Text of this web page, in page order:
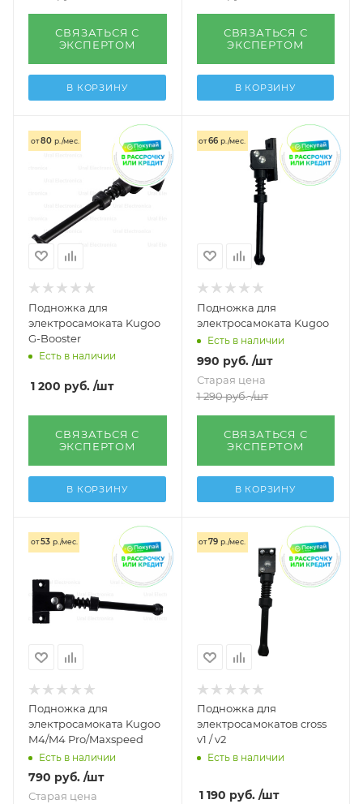
СВЯЗАТЬСЯ С
ЭКСПЕРТОМ
В КОРЗИНУ
СВЯЗАТЬСЯ С
ЭКСПЕРТОМ
В КОРЗИНУ
от80 р./мес.
Подножка для
электросамоката Kugoo
G-Booster
Есть в наличии
1 200 руб. /шт
СВЯЗАТЬСЯ С
ЭКСПЕРТОМ
В КОРЗИНУ
от66 р./мес.
Подножка для
электросамоката Kugoo
Есть в наличии
990 руб. /шт
Старая цена
1 290руб. /шт
СВЯЗАТЬСЯ С
ЭКСПЕРТОМ
В КОРЗИНУ
от53 р./мес.
Подножка для
электросамоката Kugoo
M4/M4 Pro/Maxspeed
Есть в наличии
790 руб. /шт
Старая цена
от79 р./мес.
Подножка для
электросамокатов cross
v1 / v2
Есть в наличии
1 190 руб. /шт